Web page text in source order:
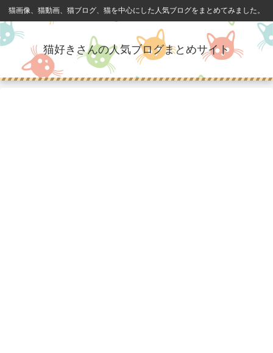
猫画像、猫動画、猫ブログ、猫を中心にした人気ブログをまとめてみました。
猫好きさんの人気ブログまとめサイト